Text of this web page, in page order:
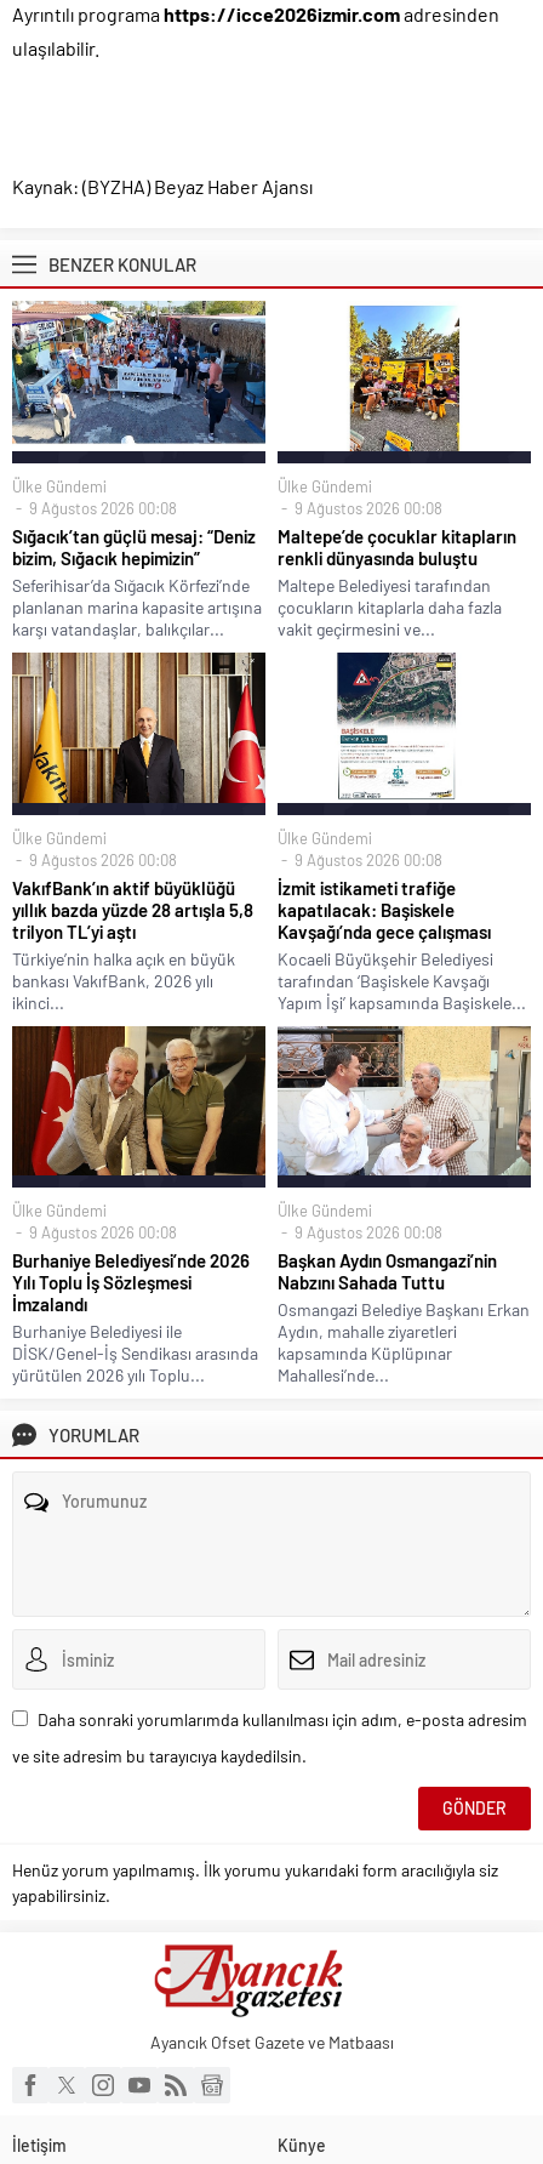
Ayrıntılı programahttps://icce2026izmir.comadresinden
ulaşılabilir.
Kaynak: (BYZHA) Beyaz Haber Ajansı
BENZER KONULAR
Ülke Gündemi
9 Ağustos 2026 00:08
Sığacık’tan güçlü mesaj: “Deniz
bizim, Sığacık hepimizin”
Seferihisar’da Sığacık Körfezi’nde
planlanan marina kapasite artışına
karşı vatandaşlar, balıkçılar...
Ülke Gündemi
9 Ağustos 2026 00:08
Maltepe’de çocuklar kitapların
renkli dünyasında buluştu
Maltepe Belediyesi tarafından
çocukların kitaplarla daha fazla
vakit geçirmesini ve...
Ülke Gündemi
9 Ağustos 2026 00:08
VakıfBank’ın aktif büyüklüğü
yıllık bazda yüzde 28 artışla 5,8
trilyon TL’yi aştı
Türkiye’nin halka açık en büyük
bankası VakıfBank, 2026 yılı
ikinci...
Ülke Gündemi
9 Ağustos 2026 00:08
İzmit istikameti trafiğe
kapatılacak: Başiskele
Kavşağı’nda gece çalışması
Kocaeli Büyükşehir Belediyesi
tarafından ‘Başiskele Kavşağı
Yapım İşi’ kapsamında Başiskele...
Ülke Gündemi
9 Ağustos 2026 00:08
Burhaniye Belediyesi’nde 2026
Yılı Toplu İş Sözleşmesi
İmzalandı
Burhaniye Belediyesi ile
DİSK/Genel-İş Sendikası arasında
yürütülen 2026 yılı Toplu...
Ülke Gündemi
9 Ağustos 2026 00:08
Başkan Aydın Osmangazi’nin
Nabzını Sahada Tuttu
Osmangazi Belediye Başkanı Erkan
Aydın, mahalle ziyaretleri
kapsamında Küplüpınar
Mahallesi’nde...
YORUMLAR
Daha sonraki yorumlarımda kullanılması için adım, e-posta adresim
ve site adresim bu tarayıcıya kaydedilsin.
Henüz yorum yapılmamış. İlk yorumu yukarıdaki form aracılığıyla siz
yapabilirsiniz.
Ayancık Ofset Gazete ve Matbaası
İletişim Künye